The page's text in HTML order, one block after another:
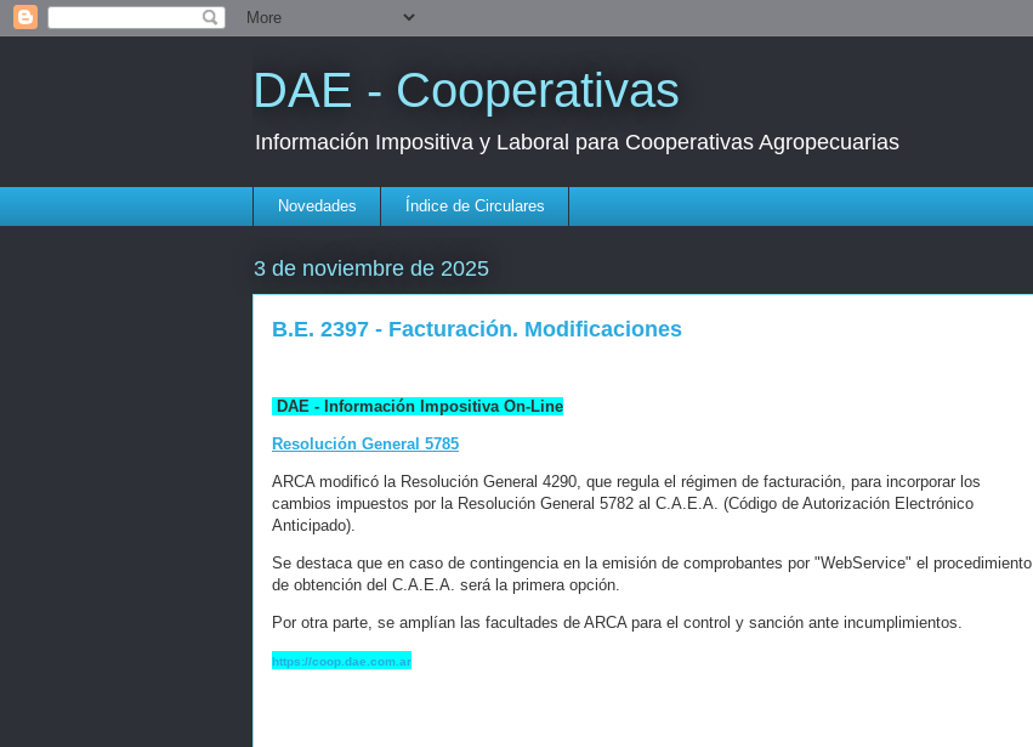
DAE - Cooperativas
Información Impositiva y Laboral para Cooperativas Agropecuarias
Novedades Índice de Circulares
3 de noviembre de 2025
B.E. 2397 - Facturación. Modificaciones
DAE - Información Impositiva On-Line
Resolución General 5785
ARCA modificó la Resolución General 4290, que regula el régimen de facturación, para incorporar los
cambios impuestos por la Resolución General 5782 al C.A.E.A. (Código de Autorización Electrónico
Anticipado).
Se destaca que en caso de contingencia en la emisión de comprobantes por "WebService" el procedimiento
de obtención del C.A.E.A. será la primera opción.
Por otra parte, se amplían las facultades de ARCA para el control y sanción ante incumplimientos.
https://coop.dae.com.ar